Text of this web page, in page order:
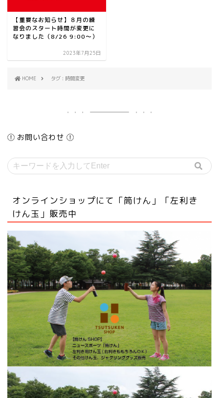
【重要なお知らせ】８月の練
習会のスタート時間が変更に
なりました（8/26 9:00～）
2023年7月25日
HOME タグ : 時間変更
お問い合わせ
オンラインショップにて「筒けん」「左利き
けん玉」販売中